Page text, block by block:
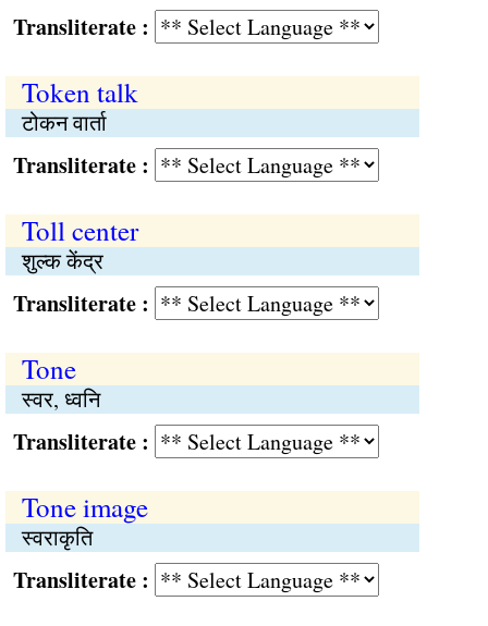
:
Token talk
टोकन वार्ता
:
Toll center
शुल्क केंद्र
:
Tone
स्वर, ध्वनि
:
Tone image
स्वराकृति
: